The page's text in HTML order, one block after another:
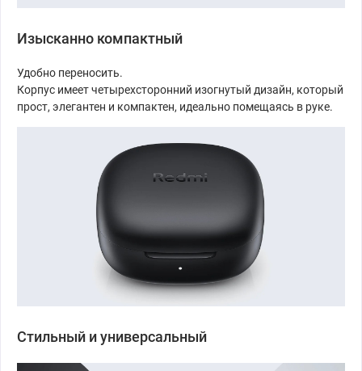
Изысканно компактный
Удобно переносить.
Корпус имеет четырехсторонний изогнутый дизайн, который
прост, элегантен и компактен, идеально помещаясь в руке.
Стильный и универсальный